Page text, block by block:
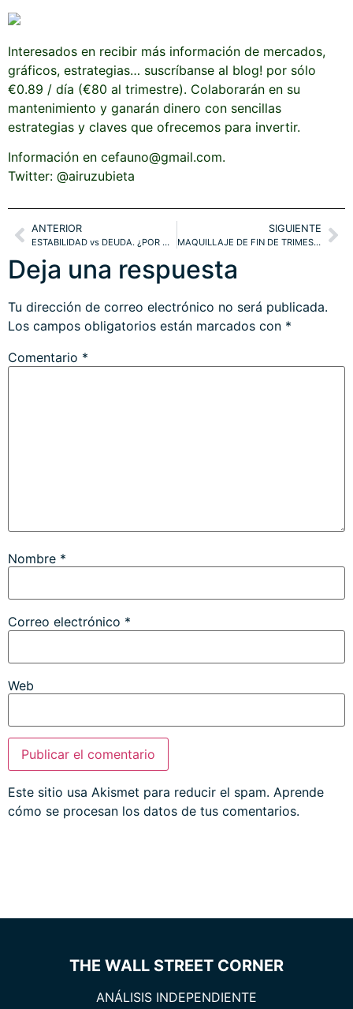
Interesados en recibir más información de mercados,
gráficos, estrategias… suscríbanse al blog! por sólo
€0.89 / día (€80 al trimestre). Colaborarán en su
mantenimiento y ganarán dinero con sencillas
estrategias y claves que ofrecemos para invertir.
Información en cefauno@gmail.com.
Twitter: @airuzubieta
ANTERIOR
ESTABILIDAD vs DEUDA. ¿POR QUÉ SUBIDA SIMULTÁNEA DE TODOS LOS ACTIVOS? ESTRATEGIAS +30% EN 4 SEMANAS. IBEX, DOW, EUROSTOXX. ATENCIÓN: META TÉCNICA EN METALES!
SIGUIENTE
MAQUILLAJE DE FIN DE TRIMESTRE EN CURSO. PAUTAS y PROYECCIONES TÉCNICAS IBEX, DAX, EUROSTOXX, DOW, SP500, NASDAQ.
Deja una respuesta
Tu dirección de correo electrónico no será publicada.
Los campos obligatorios están marcados con *
Comentario *
Nombre *
Correo electrónico *
Web
Este sitio usa Akismet para reducir el spam. Aprende
cómo se procesan los datos de tus comentarios.
THE WALL STREET CORNER
ANÁLISIS INDEPENDIENTE